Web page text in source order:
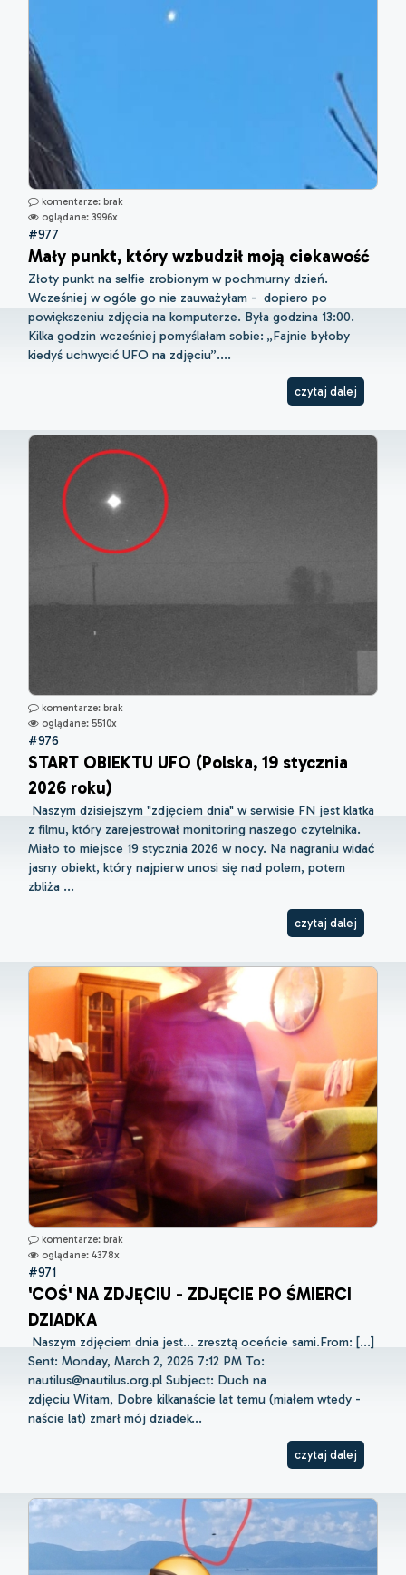
komentarze: brak
oglądane: 3996x
#977
Mały punkt, który wzbudził moją ciekawość
Złoty punkt na selfie zrobionym w pochmurny dzień.
Wcześniej w ogóle go nie zauważyłam - dopiero po
powiększeniu zdjęcia na komputerze. Była godzina 13:00.
Kilka godzin wcześniej pomyślałam sobie: „Fajnie byłoby
kiedyś uchwycić UFO na zdjęciu”....
czytaj dalej
komentarze: brak
oglądane: 5510x
#976
START OBIEKTU UFO (Polska, 19 stycznia
2026 roku)
Naszym dzisiejszym "zdjęciem dnia" w serwisie FN jest klatka
z filmu, który zarejestrował monitoring naszego czytelnika.
Miało to miejsce 19 stycznia 2026 w nocy. Na nagraniu widać
jasny obiekt, który najpierw unosi się nad polem, potem
zbliża ...
czytaj dalej
komentarze: brak
oglądane: 4378x
#971
'COŚ' NA ZDJĘCIU - ZDJĘCIE PO ŚMIERCI
DZIADKA
Naszym zdjęciem dnia jest... zresztą oceńcie sami.From: [...]
Sent: Monday, March 2, 2026 7:12 PM To:
nautilus@nautilus.org.pl Subject: Duch na
zdjęciu Witam, Dobre kilkanaście lat temu (miałem wtedy -
naście lat) zmarł mój dziadek...
czytaj dalej